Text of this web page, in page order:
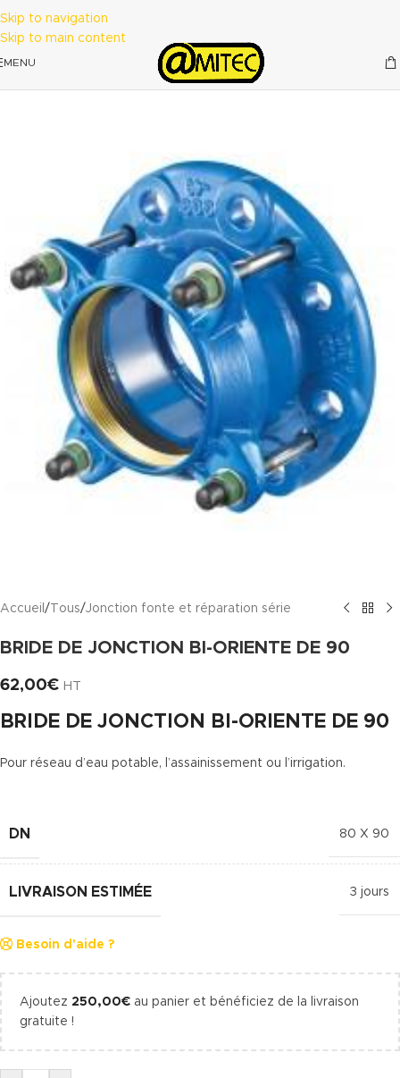
Skip to navigation
Skip to main content
MENU
Accueil /Tous/Jonction fonte et réparation série
BRIDE DE JONCTION BI-ORIENTE DE 90
62,00€ HT
BRIDE DE JONCTION BI-ORIENTE DE 90
Pour réseau d’eau potable, l’assainissement ou l’irrigation.
DN 80 X 90
LIVRAISON ESTIMÉE 3 jours
Besoin d'aide ?
Ajoutez 250,00€ au panier et bénéficiez de la livraison
gratuite !